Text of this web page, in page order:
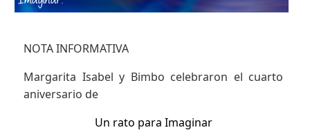
NOTA INFORMATIVA
Margarita Isabel y Bimbo celebraron el cuarto
aniversario de
Un rato para Imaginar